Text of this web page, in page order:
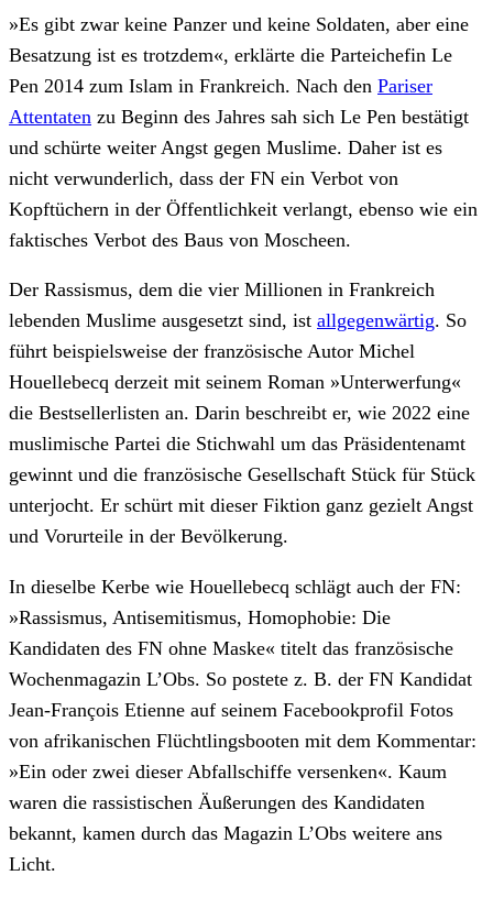
»Es gibt zwar keine Panzer und keine Soldaten, aber eine
Besatzung ist es trotzdem«, erklärte die Parteichefin Le
Pen 2014 zum Islam in Frankreich. Nach den Pariser
Attentaten zu Beginn des Jahres sah sich Le Pen bestätigt
und schürte weiter Angst gegen Muslime. Daher ist es
nicht verwunderlich, dass der FN ein Verbot von
Kopftüchern in der Öffentlichkeit verlangt, ebenso wie ein
faktisches Verbot des Baus von Moscheen.
Der Rassismus, dem die vier Millionen in Frankreich
lebenden Muslime ausgesetzt sind, ist allgegenwärtig. So
führt beispielsweise der französische Autor Michel
Houellebecq derzeit mit seinem Roman »Unterwerfung«
die Bestsellerlisten an. Darin beschreibt er, wie 2022 eine
muslimische Partei die Stichwahl um das Präsidentenamt
gewinnt und die französische Gesellschaft Stück für Stück
unterjocht. Er schürt mit dieser Fiktion ganz gezielt Angst
und Vorurteile in der Bevölkerung.
In dieselbe Kerbe wie Houellebecq schlägt auch der FN:
»Rassismus, Antisemitismus, Homophobie: Die
Kandidaten des FN ohne Maske« titelt das französische
Wochenmagazin L’Obs. So postete z. B. der FN Kandidat
Jean-François Etienne auf seinem Facebookprofil Fotos
von afrikanischen Flüchtlingsbooten mit dem Kommentar:
»Ein oder zwei dieser Abfallschiffe versenken«. Kaum
waren die rassistischen Äußerungen des Kandidaten
bekannt, kamen durch das Magazin L’Obs weitere ans
Licht.